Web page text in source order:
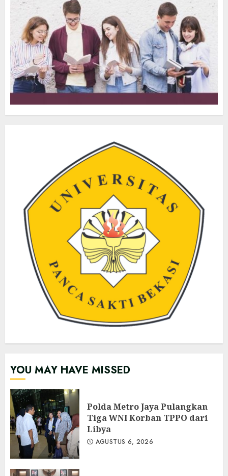
YOU MAY HAVE MISSED
Polda Metro Jaya Pulangkan
Tiga WNI Korban TPPO dari
Libya
AGUSTUS 6, 2026